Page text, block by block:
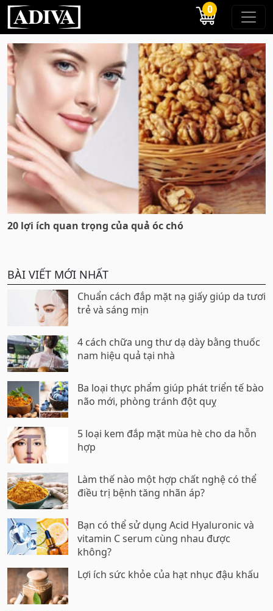
0
20 lợi ích quan trọng của quả óc chó
BÀI VIẾT MỚI NHẤT
Chuẩn cách đắp mặt nạ giấy giúp da tươi
trẻ và sáng mịn
4 cách chữa ung thư dạ dày bằng thuốc
nam hiệu quả tại nhà
Ba loại thực phẩm giúp phát triển tế bào
não mới, phòng tránh đột quỵ
5 loại kem đắp mặt mùa hè cho da hỗn
hợp
Làm thế nào một hợp chất nghệ có thể
điều trị bệnh tăng nhãn áp?
Bạn có thể sử dụng Acid Hyaluronic và
vitamin C serum cùng nhau được
không?
Lợi ích sức khỏe của hạt nhục đậu khấu